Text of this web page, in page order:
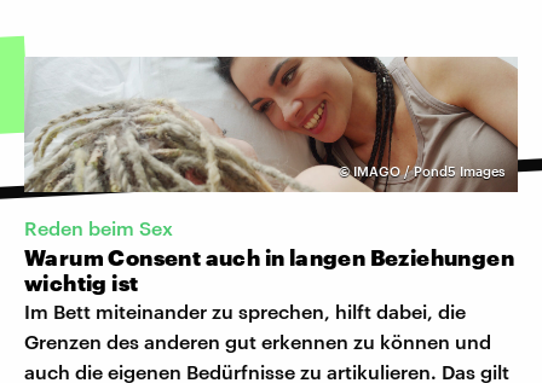
©IMAGO / Pond5 Images
Reden beim Sex
Warum Consent auch in langen Beziehungen
wichtig ist
Im Bett miteinander zu sprechen, hilft dabei, die
Grenzen des anderen gut erkennen zu können und
auch die eigenen Bedürfnisse zu artikulieren. Das gilt